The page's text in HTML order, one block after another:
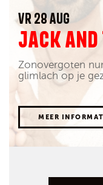
VR 28 AUG
JACK AND
Zonovergoten
glimlach op je
MEER